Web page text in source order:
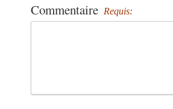
Commentaire Requis: